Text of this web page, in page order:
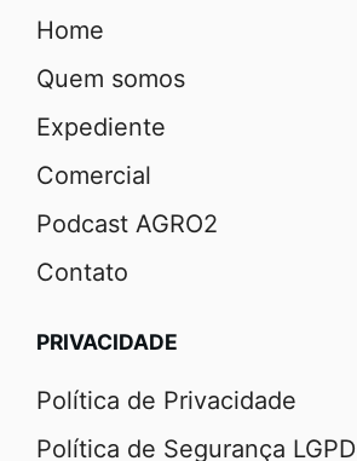
Home
Quem somos
Expediente
Comercial
Podcast AGRO2
Contato
PRIVACIDADE
Política de Privacidade
Política de Segurança LGPD